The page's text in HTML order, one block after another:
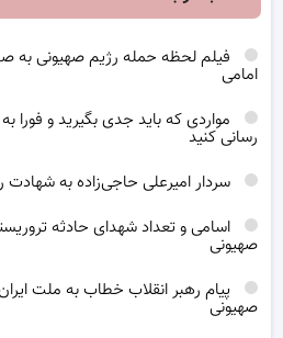
فیلم لحظه حمله رژیم صهیونی به
امامی
رسانی کنید
سردار امیرعلی حاجی‌زاده به شهادت
اسامی و تعداد شهدای حادثه
صهیونی
پیام رهبر انقلاب خطاب به ملت
صهیونی